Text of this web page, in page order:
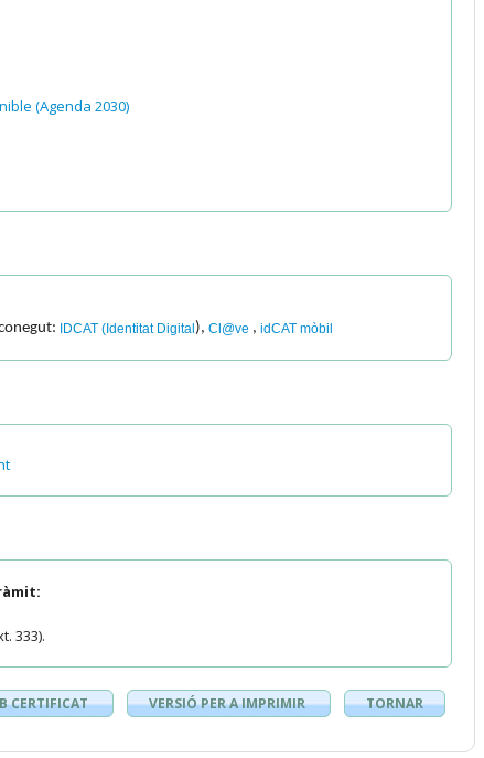
(Agenda 2030)
IDCAT (Identitat Digital ), Cl@ve , idCAT mòbil
333).
CERTIFICAT VERSIÓ PER A IMPRIMIR TORNAR